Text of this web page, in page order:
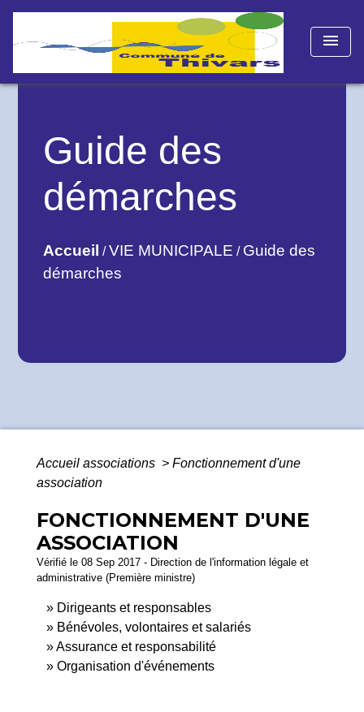
menu
Guide des
démarches
Accueil /VIE MUNICIPALE / Guide des
démarches
Accueil associations > Fonctionnement d'une
association
FONCTIONNEMENT D'UNE
ASSOCIATION
Vérifié le 08 Sep 2017 - Direction de l'information légale et
administrative (Première ministre)
Dirigeants et responsables
Bénévoles, volontaires et salariés
Assurance et responsabilité
Organisation d'événements